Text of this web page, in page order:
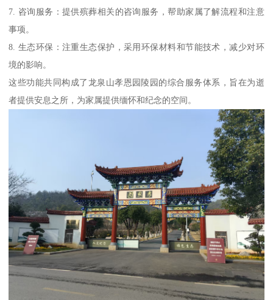
7. 咨询服务：提供殡葬相关的咨询服务，帮助家属了解流程和注意
事项。
8. 生态环保：注重生态保护，采用环保材料和节能技术，减少对环
境的影响。
这些功能共同构成了龙泉山孝恩园陵园的综合服务体系，旨在为逝
者提供安息之所，为家属提供缅怀和纪念的空间。